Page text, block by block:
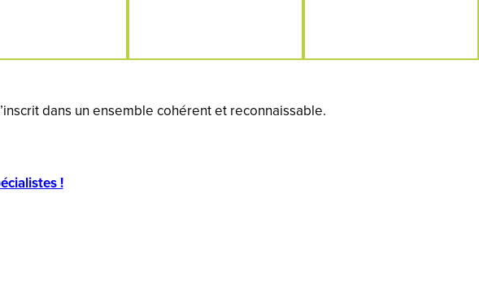
dans un ensemble cohérent et reconnaissable.
!